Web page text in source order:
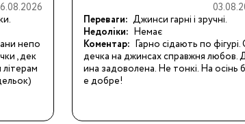
непо
, дек
Переваги: Джинси гарні і зручні.
Недоліки: Немає
Коментар: Гарно сідають по фігурі.
дечка на джинсах справжня любов.
ина задоволена. Не тонкі. На осінь
е добре!